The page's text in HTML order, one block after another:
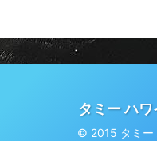
タミー ハ
© 2015 タミー